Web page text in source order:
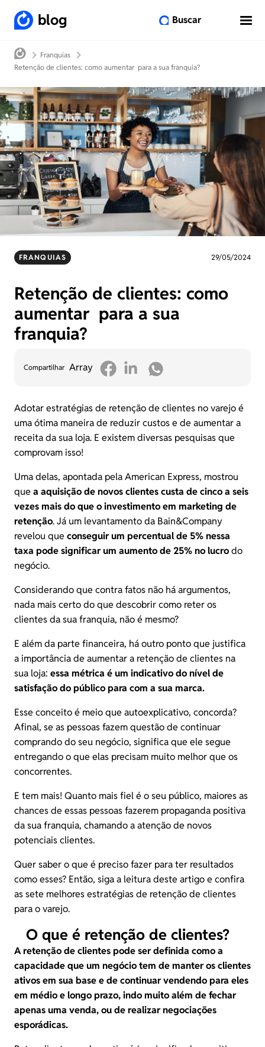
blog Buscar
Franquias
Retenção de clientes: como aumentar para a sua franquia?
FRANQUIAS 29/05/2024
Retenção de clientes: como
aumentar para a sua
franquia?
Compartilhar Array
Adotar estratégias de retenção de clientes no varejo é
uma ótima maneira de reduzir custos e de aumentar a
receita da sua loja. E existem diversas pesquisas que
comprovam isso!
Uma delas, apontada pelaAmerican Express, mostrou
que a aquisição de novos clientes custa de cinco a seis
vezes mais do que o investimento em marketing de
retenção. Já um levantamento da Bain&Company
revelou que conseguir um percentual de 5% nessa
taxa pode significar um aumento de 25% no lucrodo
negócio.
Considerando que contra fatos não há argumentos,
nada mais certo do que descobrir como reter os
clientes da sua franquia, não é mesmo?
E além da parte financeira, há outro ponto que justifica
a importância de aumentar a retenção de clientes na
sua loja: essa métrica é um indicativo do nível de
satisfação do público para com a sua marca.
Esse conceito é meio que autoexplicativo, concorda?
Afinal, se as pessoas fazem questão de continuar
comprando do seu negócio, significa que ele segue
entregando o que elas precisam muito melhor que os
concorrentes.
E tem mais! Quanto mais fiel é o seu público, maiores as
chances de essas pessoas fazerem propaganda positiva
da sua franquia, chamando a atenção de novos
potenciais clientes.
Quer saber o que é preciso fazer para ter resultados
como esses? Então, siga a leitura deste artigo e confira
as sete melhores estratégias de retenção de clientes
para o varejo.
O que é retenção de clientes?
A retenção de clientes pode ser definida como a
capacidade que um negócio tem de manter os clientes
ativos em sua base e de continuar vendendo para eles
em médio e longo prazo, indo muito além de fechar
apenas uma venda, ou de realizar negociações
esporádicas.